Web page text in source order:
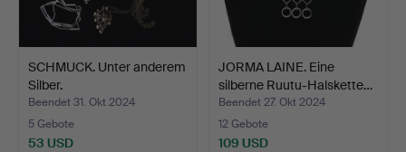
SCHMUCK. Unter anderem
Silber.
Beendet 31. Okt 2024
5 Gebote
53 USD
JORMA LAINE. Eine
silberne Ruutu-Halskette…
Beendet 27. Okt 2024
12 Gebote
109 USD